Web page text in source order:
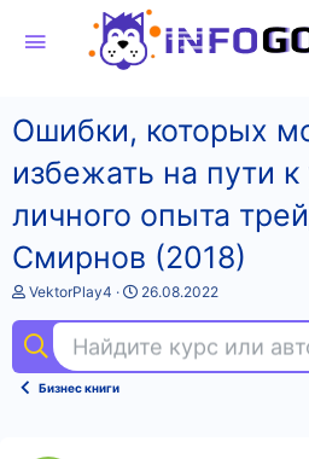
Ошибки, которых
избежать на пути
личного опыта
Смирнов (2018)
А
т
о
т
VektorPlay4
Д
а
н
26.08.2022
Бизнес книги